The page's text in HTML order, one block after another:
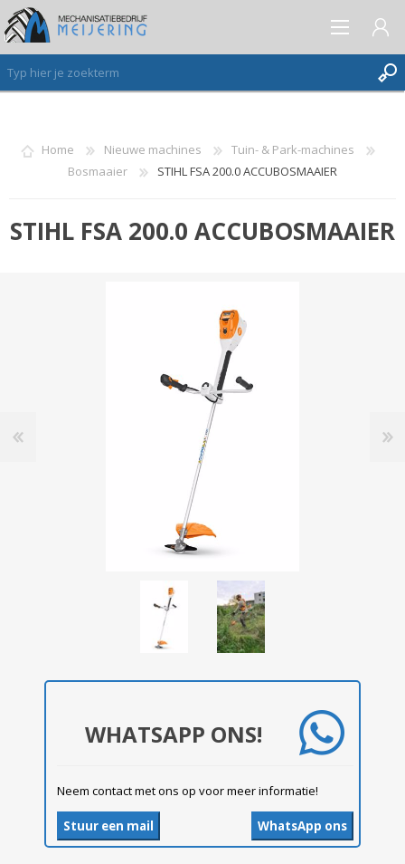
AANMELDEN ALS NIEUWE KLANT
INLOGGEN
Home Nieuwe machines
Tuin- & Park-machines
Bosmaaier
STIHL FSA 200.0 ACCUBOSMAAIER
STIHL FSA 200.0 ACCUBOSMAAIER
WHATSAPP ONS!
Neem contact met ons op voor meer informatie!
WhatsApp ons
Stuur een mail